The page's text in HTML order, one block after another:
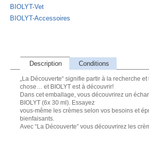
BIOLYT-Vet
BIOLYT-Accessoires
Description Conditions
„La Découverte“ signifie partir à la recherche
chose… et BIOLYT est à découvrir!
Dans cet emballage, vous découvrirez un
BIOLYT (6x 30 ml). Essayez
vous-même les crèmes selon vos besoins et
bienfaisants.
Avec “La Découverte” vous découvrirez les